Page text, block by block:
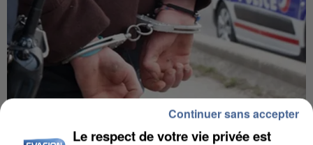
Le respect de votre vie privée est
Continuer sans accepter